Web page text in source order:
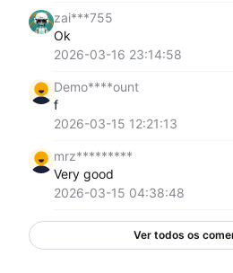
zai***755
Ok
2026-03-16 23:14:58
Demo****ount
f
2026-03-15 12:21:13
mrz*********
Very good
2026-03-15 04:38:48
Ver todos os